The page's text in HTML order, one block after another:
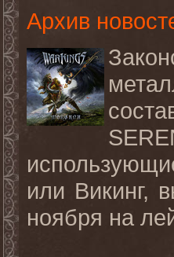
Архив
или Викинг,
ноября на